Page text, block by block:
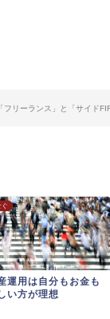
「フリーランス」と「サイド
ぐ
運用は自分もお金も
い方が理想